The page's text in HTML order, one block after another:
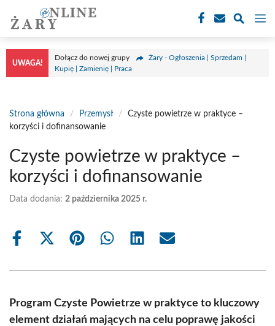
treści
UWAGA!
Dołącz do nowej grupy
Żary - Ogłoszenia | Sprzedam |
Kupię | Zamienię | Praca
Strona główna / Przemysł /
Czyste powietrze w praktyce –
korzyści i dofinansowanie
Czyste powietrze w praktyce –
korzyści i dofinansowanie
Data dodania: 2 października 2025 r.
Share
Share
(Twitter)
Share Share Share Share
Program Czyste Powietrze w praktyce to kluczowy
element działań mających na celu poprawę jakości